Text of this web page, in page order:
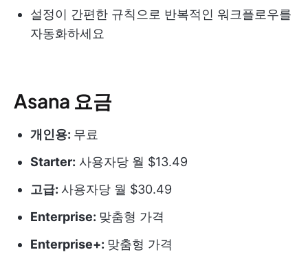
설정이 간편한 규칙으로 반복적인 워크플로우를
자동화하세요
Asana 요금
개인용: 무료
Starter: 사용자당 월 $13.49
고급: 사용자당 월 $30.49
Enterprise: 맞춤형 가격
Enterprise+: 맞춤형 가격